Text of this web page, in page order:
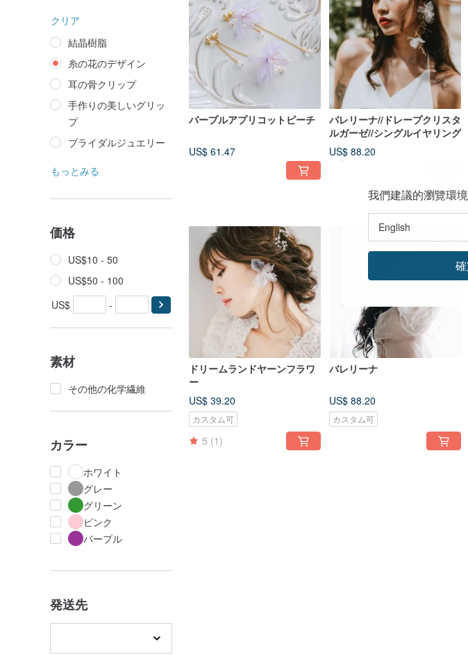
クリア
結晶樹脂
糸の花のデザイン
耳の骨クリップ
手作りの美しいグリッ
プ
ブライダルジュエリー
もっとみる
価格
US$10 - 50
US$50 - 100
US$
-
素材
その他の化学繊維
カラー
ホワイト
グレー
グリーン
ピンク
パープル
発送先
パープルアプリコットピーチ
US$ 61.47
バレリーナ//ドレープクリスタ
ルガーゼ//シングルイヤリング
US$ 88.20
ドリームランドヤーンフラワ
ー
US$ 39.20
カスタム可
5 (1)
バレリーナ
US$ 88.20
カスタム可
我們建議的瀏覽環境